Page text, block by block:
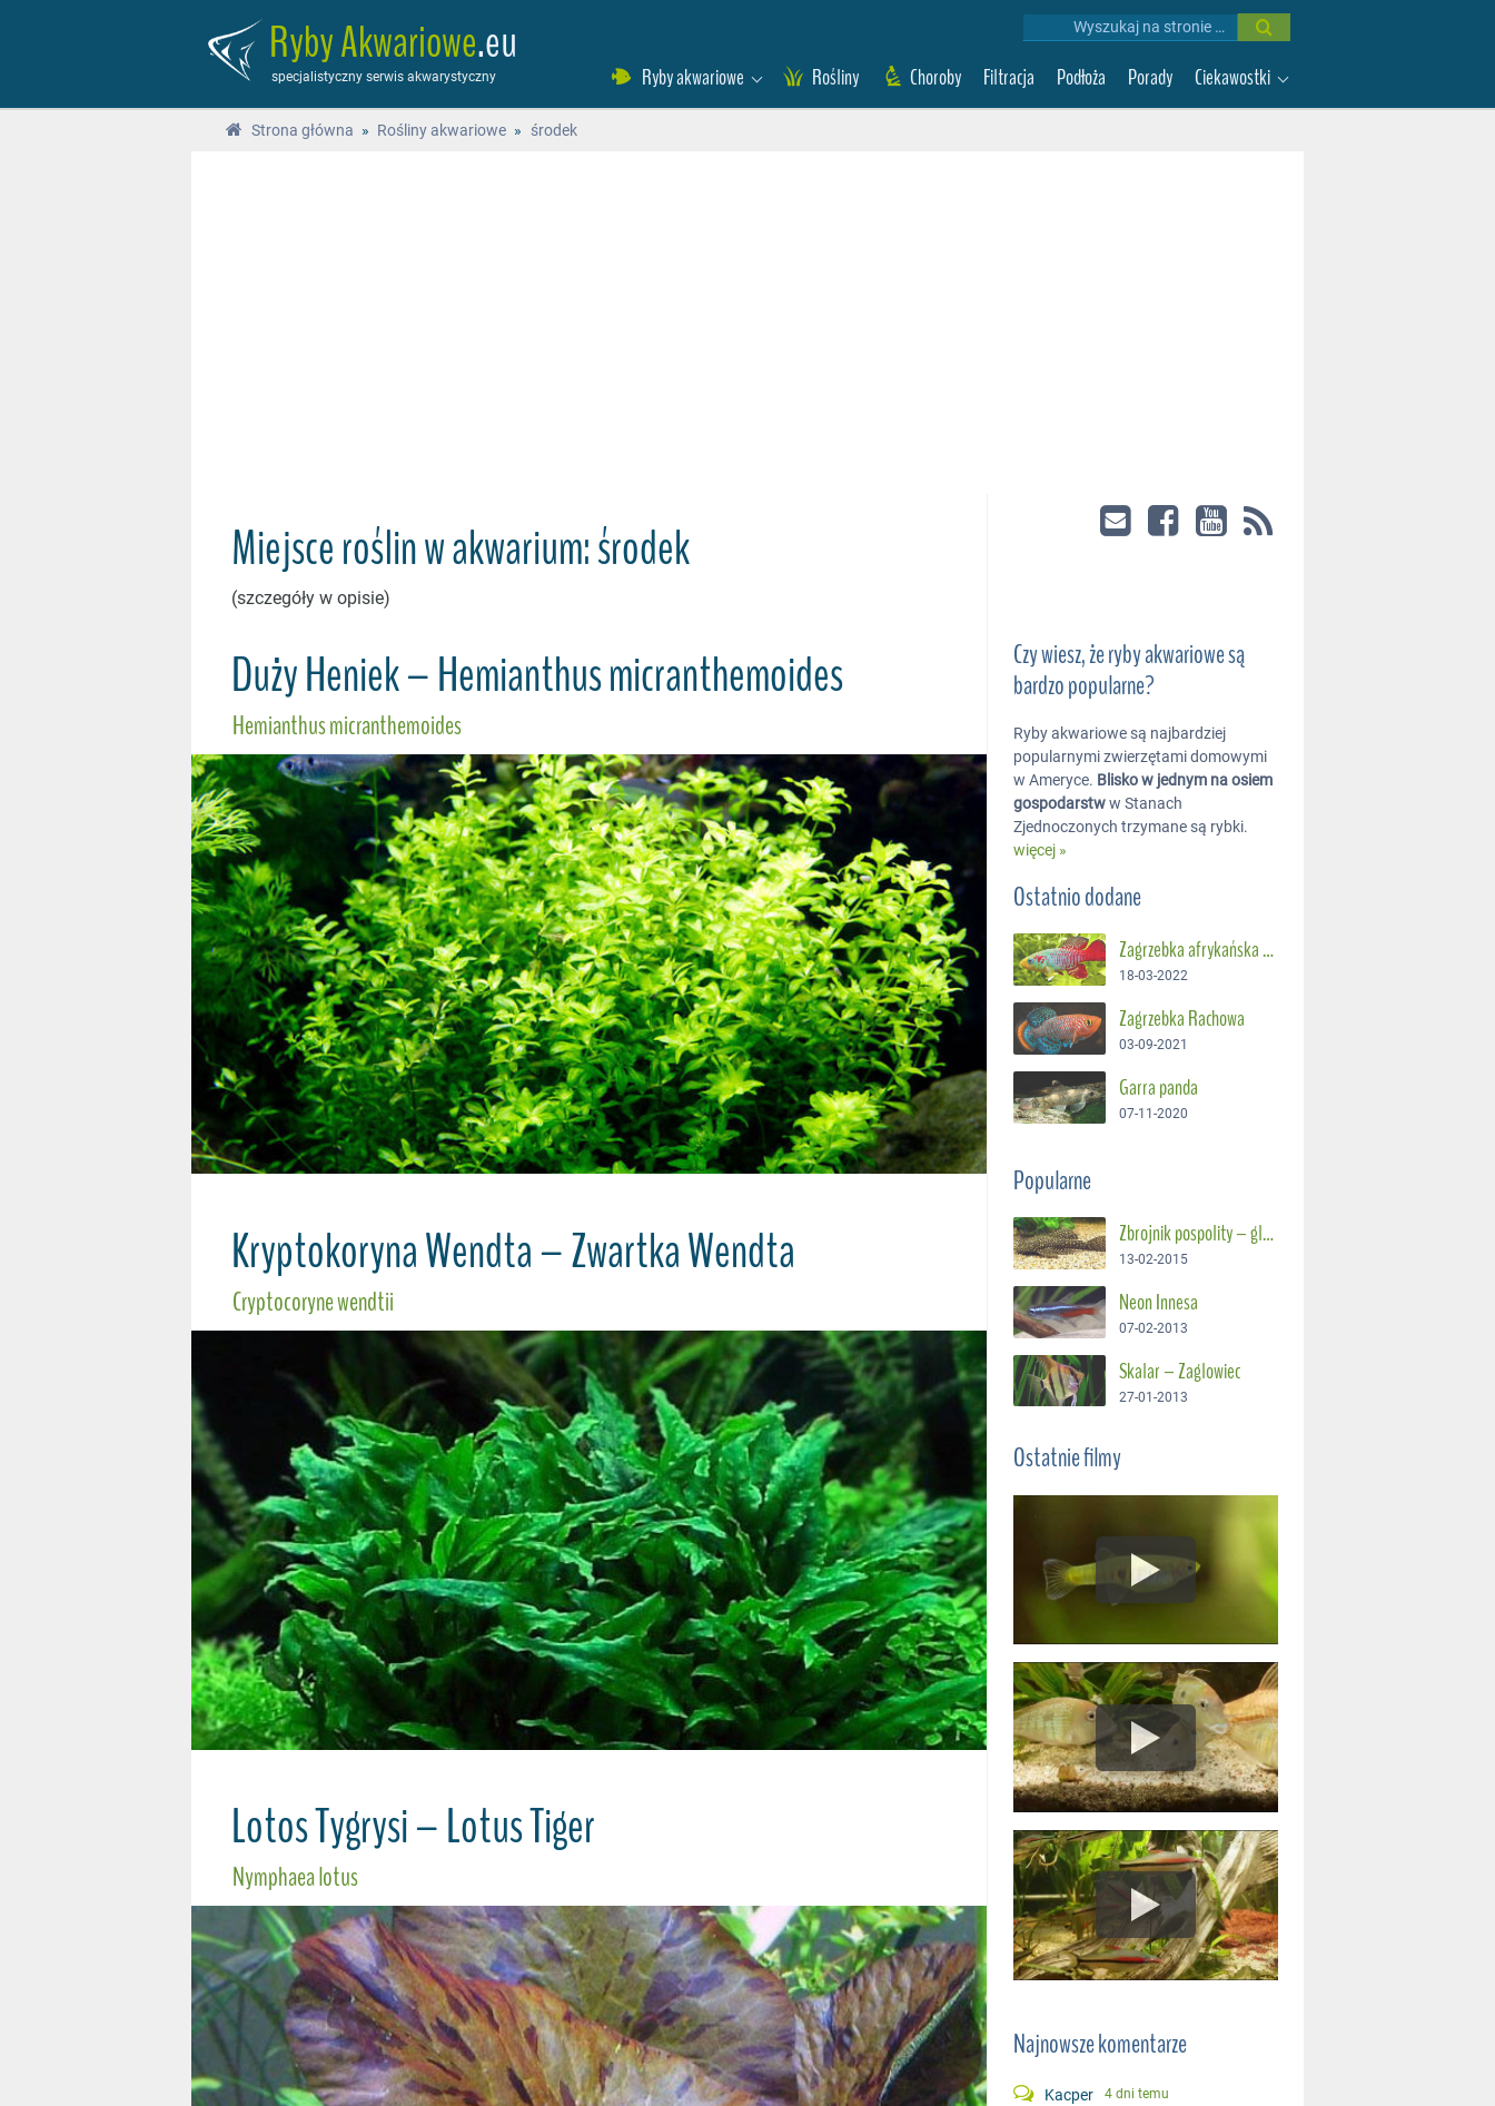
Ryby Akwariowe.eu
specjalistyczny serwis akwarystyczny Ryby akwariowe Rośliny Choroby Filtracja Podłoża Porady Ciekawostki
Wyniki
Strona główna » Rośliny akwariowe » środek
Miejsce roślin w akwarium: środek
(szczegóły w opisie)
Duży Heniek – Hemianthus micranthemoides
Hemianthus micranthemoides
Kryptokoryna Wendta – Zwartka Wendta
Cryptocoryne wendtii
Lotos Tygrysi – Lotus Tiger
Nymphaea lotus
Czy wiesz, że ryby akwariowe są
bardzo popularne?
Ryby akwariowe są najbardziej
popularnymi zwierzętami domowymi
w Ameryce. Blisko w jednym na osiem
gospodarstww Stanach
Zjednoczonych trzymane są rybki.
więcej »
Ostatnio dodane
Zagrzebka afrykańska – Suszec Gunthera
18-03-2022
Zagrzebka Rachowa
03-09-2021
Garra panda
07-11-2020
Popularne
Zbrojnik pospolity – glonojad
13-02-2015
Neon Innesa
07-02-2013
Skalar – Żaglowiec
27-01-2013
Ostatnie filmy
Najnowsze komentarze
Kacper
4 dni temu